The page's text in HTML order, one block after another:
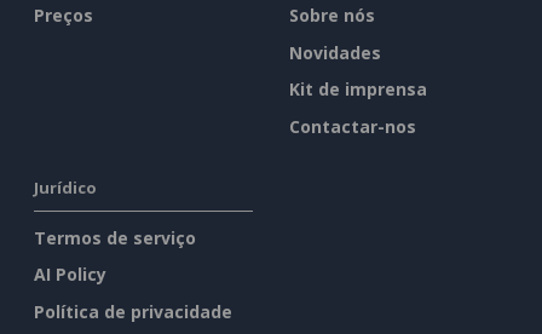
Preços
Sobre nós
Novidades
Kit de imprensa
Contactar-nos
Jurídico
Termos de serviço
AI Policy
Política de privacidade